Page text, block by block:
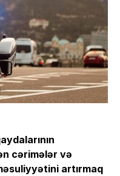
cərimələr və
artırmaq